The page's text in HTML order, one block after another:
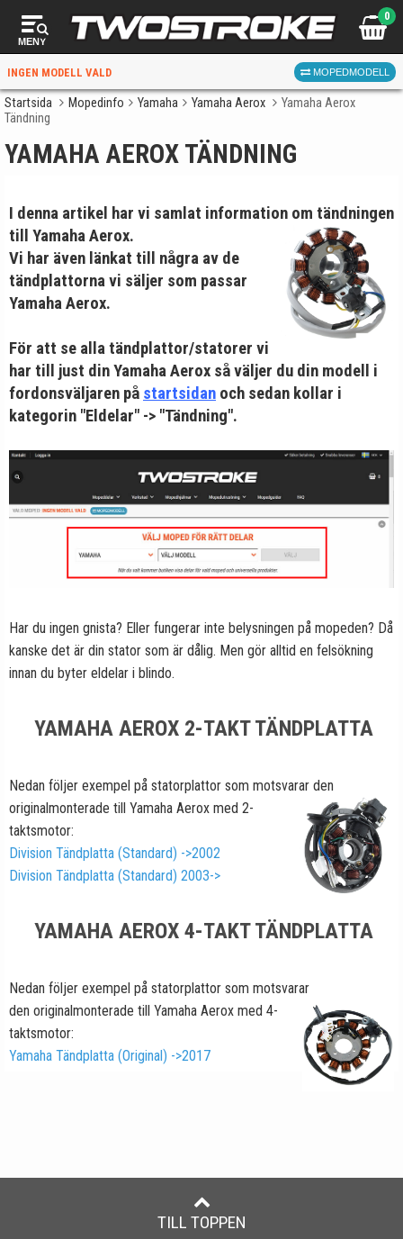
MENY
0
INGEN MODELL VALD MOPEDMODELL
VÄLJ MOPED FÖR RÄTT DELAR
När du valt kommer butiken visa delar för vald moped
och universella produkter.
Startsida Mopedinfo Yamaha Yamaha Aerox
Yamaha Aerox
Tändning
YAMAHA AEROX TÄNDNING
I denna artikel har vi samlat information om tändningen
till
Yamaha Aerox.
Vi har även länkat till några av de
tändplattorna vi säljer som passar
Yamaha Aerox.
För att se alla tändplattor/statorer vi
har till just din Yamaha Aerox så väljer du din modell i
fordonsväljaren på startsidan och sedan kollar i
kategorin "Eldelar" -> "Tändning".
Har du ingen gnista? Eller fungerar inte belysningen på mopeden? Då
kanske det är din stator som är dålig. Men gör alltid en felsökning
innan du byter eldelar i blindo.
YAMAHA AEROX 2-TAKT TÄNDPLATTA
Nedan följer exempel på statorplattor som motsvarar den
originalmonterade till Yamaha Aerox med 2-
taktsmotor:
Division Tändplatta (Standard) ->2002
Division Tändplatta (Standard) 2003->
YAMAHA AEROX 4-TAKT TÄNDPLATTA
Nedan följer exempel på statorplattor som motsvarar
den originalmonterade till Yamaha Aerox med 4-
taktsmotor:
Yamaha Tändplatta (Original) ->2017
TILL TOPPEN